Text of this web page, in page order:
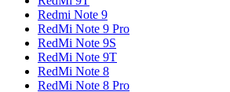
Redmi Note 9
RedMi Note 9 Pro
RedMi Note 9S
RedMi Note 9T
RedMi Note 8
RedMi Note 8 Pro